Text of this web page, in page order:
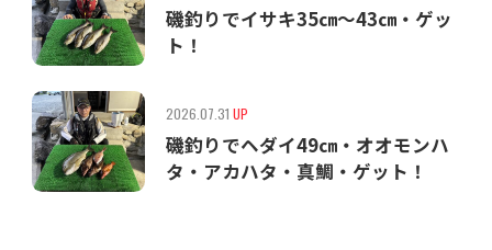
磯釣りでイサキ35㎝〜43㎝・ゲッ
ト！
2026.07.31 UP
磯釣りでヘダイ49㎝・オオモンハ
タ・アカハタ・真鯛・ゲット！